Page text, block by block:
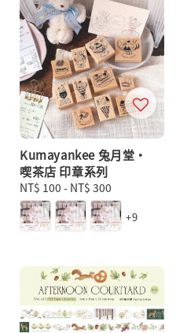
Kumayankee 兔月堂・
喫茶店 印章系列
Regular
price
NT$ 100 - NT$ 300
+9